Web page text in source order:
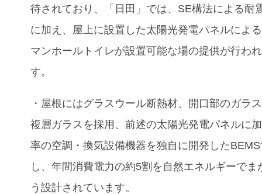
待されており、「日田」では、SE構法による耐
に加え、屋上に設置した太陽光発電パネルによ
マンホールトイレが設置可能な場の提供が行わ
す。
・屋根にはグラスウール断熱材、開口部のガラ
複層ガラスを採用、前述の太陽光発電パネルに
率の空調・換気設備機器を独自に開発した
し、年間消費電力の約5割を自然エネルギーでま
う設計されています。